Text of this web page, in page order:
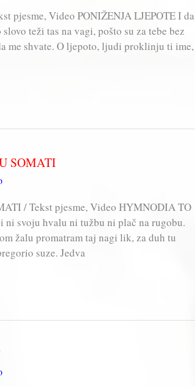
pjesme, Video PONIŽENJA LJEPOTE I da
teži tas na vagi, pošto su za tebe bez
me shvate. O ljepoto, ljudi proklinju ti ime,
SOMATI
/ Tekst pjesme, Video HYMNODIA TO
ni svoju hvalu ni tužbu ni plač na rugobu.
žalu promatram taj nagi lik, za duh tu
suze. Jedva